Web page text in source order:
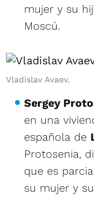
mujer y su
Moscú.
Vladislav Avaev.
Sergey
en una
española de
Protosenia,
que es
su mujer y